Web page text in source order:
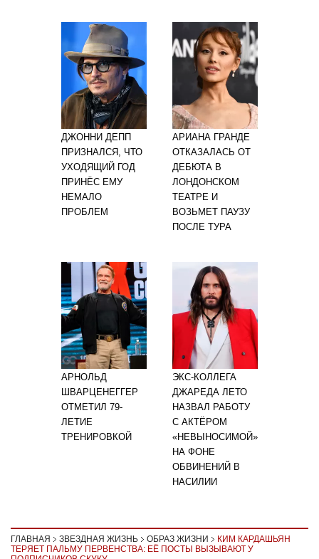
ДЖОННИ ДЕПП
ПРИЗНАЛСЯ, ЧТО
УХОДЯЩИЙ ГОД
ПРИНЁС ЕМУ
НЕМАЛО
ПРОБЛЕМ
АРИАНА ГРАНДЕ
ОТКАЗАЛАСЬ ОТ
ДЕБЮТА В
ЛОНДОНСКОМ
ТЕАТРЕ И
ВОЗЬМЕТ ПАУЗУ
ПОСЛЕ ТУРА
АРНОЛЬД
ШВАРЦЕНЕГГЕР
ОТМЕТИЛ 79-
ЛЕТИЕ
ТРЕНИРОВКОЙ
ЭКС-КОЛЛЕГА
ДЖАРЕДА ЛЕТО
НАЗВАЛ РАБОТУ
С АКТЁРОМ
«НЕВЫНОСИМОЙ»
НА ФОНЕ
ОБВИНЕНИЙ В
НАСИЛИИ
ГЛАВНАЯ ЗВЕЗДНАЯ ЖИЗНЬ ОБРАЗ ЖИЗНИ
КИМ КАРДАШЬЯН
ТЕРЯЕТ ПАЛЬМУ ПЕРВЕНСТВА: ЕЁ ПОСТЫ ВЫЗЫВАЮТ У